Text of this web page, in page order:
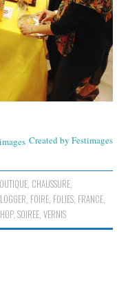
Created by Festimages
, CHAUSSURE,
, FOIRE, FOLIES, FRANCE,
,SOIREE,VERNIS